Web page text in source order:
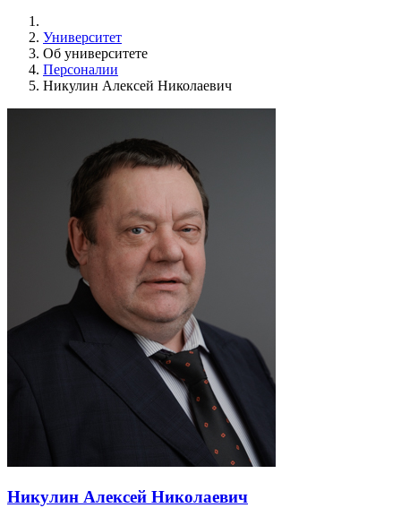
Университет
Об университете
Персоналии
Никулин Алексей Николаевич
Никулин Алексей Николаевич